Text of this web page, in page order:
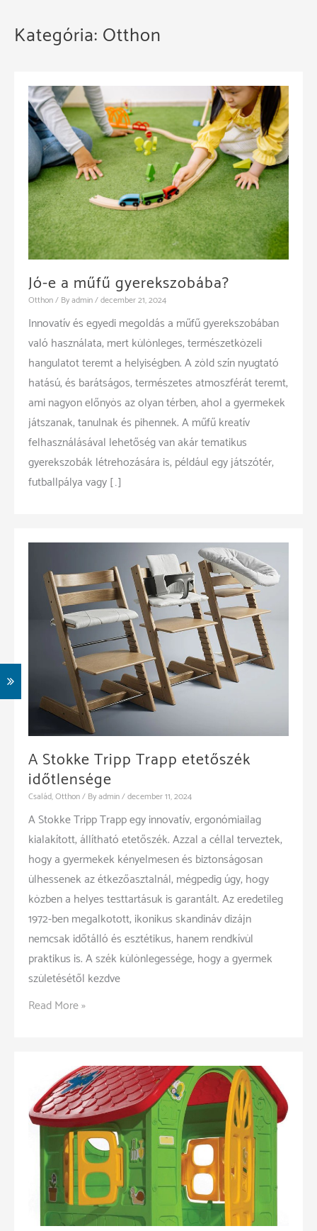
Kategória: Otthon
Jó-e a műfű gyerekszobába?
Otthon/ Byadmin/december 21, 2024
Innovatív és egyedi megoldás a műfű gyerekszobában
való használata, mert különleges, természetközeli
hangulatot teremt a helyiségben. A zöld szín nyugtató
hatású, és barátságos, természetes atmoszférát teremt,
ami nagyon előnyös az olyan térben, ahol a gyermekek
játszanak, tanulnak és pihennek. A műfű kreatív
felhasználásával lehetőség van akár tematikus
gyerekszobák létrehozására is, például egy játszótér,
futballpálya vagy […]
A Stokke Tripp Trapp etetőszék
időtlensége
Család,Otthon/ Byadmin/december 11, 2024
A Stokke Tripp Trapp egy innovatív, ergonómiailag
kialakított, állítható etetőszék. Azzal a céllal terveztek,
hogy a gyermekek kényelmesen és biztonságosan
ülhessenek az étkezőasztalnál, mégpedig úgy, hogy
közben a helyes testtartásuk is garantált. Az eredetileg
1972-ben megalkotott, ikonikus skandináv dizájn
nemcsak időtálló és esztétikus, hanem rendkívül
praktikus is. A szék különlegessége, hogy a gyermek
születésétől kezdve
A
etetőszék
időtlensége
Read More »